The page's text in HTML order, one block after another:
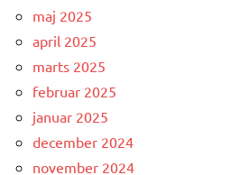
maj 2025
april 2025
marts 2025
februar 2025
januar 2025
december 2024
november 2024